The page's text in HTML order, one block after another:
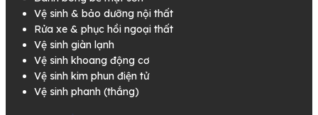
Vệ sinh & bảo dưỡng nội thất
Rửa xe & phục hồi ngoại thất
Vệ sinh giàn lạnh
Vệ sinh khoang động cơ
Vệ sinh kim phun điện tử
Vệ sinh phanh (thắng)